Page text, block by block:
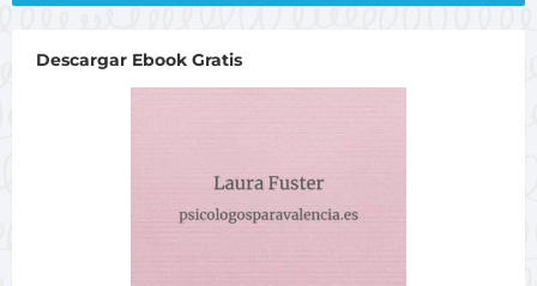
Descargar Ebook Gratis